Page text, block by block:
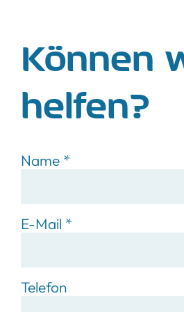
Können
helfen?
Name *
E-Mail *
Telefon